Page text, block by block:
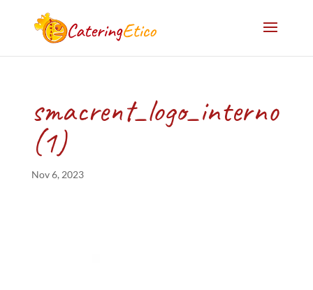
smacrent_logo_interno
(1)
Nov 6, 2023